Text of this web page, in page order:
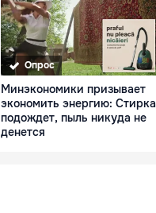
Опрос
Минэкономики призывает
экономить энергию: Стирка
подождет, пыль никуда не
денется